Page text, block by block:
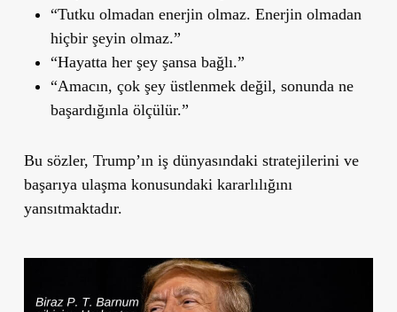
“Tutku olmadan enerjin olmaz. Enerjin olmadan
hiçbir şeyin olmaz.”
“Hayatta her şey şansa bağlı.”
“Amacın, çok şey üstlenmek değil, sonunda ne
başardığınla ölçülür.”
Bu sözler, Trump’ın iş dünyasındaki stratejilerini ve
başarıya ulaşma konusundaki kararlılığını
yansıtmaktadır.